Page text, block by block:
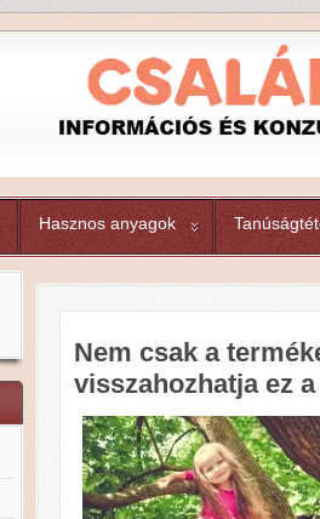
Hasznos anyagok
Nem csak a
visszahozhatja ez